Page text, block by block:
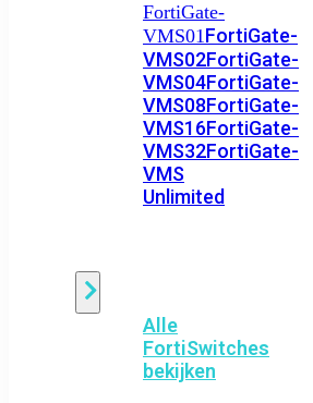
FortiGate-
VMS01FortiGate-
VMS02FortiGate-
VMS04FortiGate-
VMS08FortiGate-
VMS16FortiGate-
VMS32FortiGate-
VMS
Unlimited
Alle
FortiSwitches
bekijken